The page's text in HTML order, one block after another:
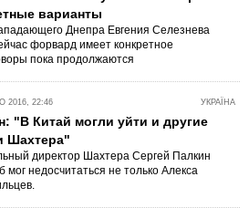
варианты
Днепра Евгения Селезнева
форвард имеет конкретное
пока продолжаются
УКРАЇНА
2016, 22:46
"В Китай могли уйти и другие
Шахтера"
директор Шахтера Сергей Палкин
мог недосчитаться не только Алекса